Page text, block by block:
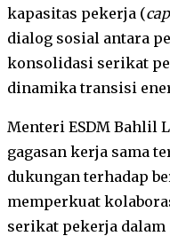
kapasitas pekerja (
dialog sosial antara
konsolidasi serikat
dinamika transisi
Menteri ESDM Bahlil
gagasan kerja sama
dukungan terhadap
memperkuat
serikat pekerja